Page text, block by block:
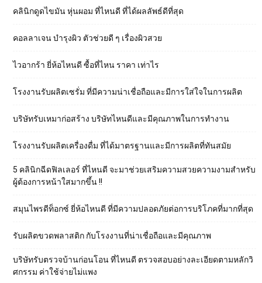
คลินิกดูดไขมัน หุ่นผอม ที่ไหนดี ที่ได้ผลลัพธ์ดีที่สุด
คอลลาเจน บำรุงผิว ตัวช่วยดี ๆ เรื่องผิวสวย
ไวอากร้า ยี่ห้อไหนดี ซื้อที่ไหน ราคา เท่าไร
โรงงานรับผลิตเซรั่ม ที่มีความน่าเชื่อถือและมีการใส่ใจในการผลิต
บริษัทรับเหมาก่อสร้าง บริษัทไหนดีและมีคุณภาพในการทำงาน
โรงงานรับผลิตเครื่องดื่ม ที่ได้มาตรฐานและมีการผลิตที่ทันสมัย
5 คลินิกฉีดฟิลเลอร์ ที่ไหนดี จะมาช่วยเสริมความสวยความงามสำหรับ
ผู้ต้องการหน้าใสมากขึ้น !!
สมุนไพรดีท็อกซ์ ยี่ห้อไหนดี ที่มีความปลอดภัยต่อการบริโภคที่มากที่สุด
รับผลิตขวดพลาสติก กับโรงงานที่น่าเชื่อถือและมีคุณภาพ
บริษัทรับตรวจบ้านก่อนโอน ที่ไหนดี ตรวจสอบอย่างละเอียดตามหลักวิ
ศกรรม ค่าใช้จ่ายไม่แพง